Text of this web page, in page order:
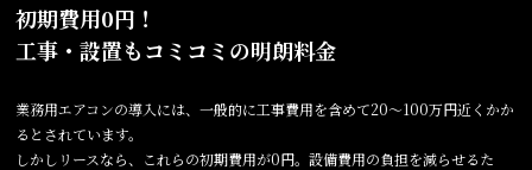
初期費用0円！
工事・設置もコミコミの明朗料金
業務用エアコンの導入には、一般的に工事費用を含めて20～100万円近くかか
るとされています。
しかしリースなら、これらの初期費用が0円。設備費用の負担を減らせるた